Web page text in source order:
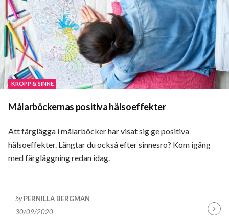
KROPP & SINNE
Målarböckernas positiva hälsoeffekter
Att färglägga i målarböcker har visat sig ge positiva
hälsoeffekter. Längtar du också efter sinnesro? Kom igång
med färgläggning redan idag.
by PERNILLA BERGMAN
30/09/2020